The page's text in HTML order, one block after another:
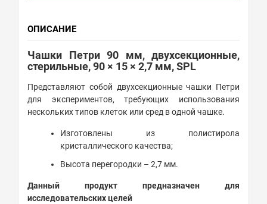
ОПИСАНИЕ
Чашки Петри 90 мм, двухсекционные,
стерильные, 90 × 15 × 2,7 мм, SPL
Представляют собой двухсекционные чашки Петри
для экспериментов, требующих использования
нескольких типов клеток или сред в одной чашке.
Изготовлены из полистирола
кристаллического качества;
Высота перегородки – 2,7 мм.
Данный продукт предназначен для
исследовательских целей